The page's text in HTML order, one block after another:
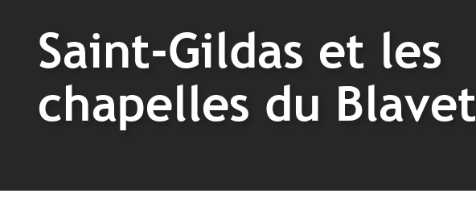
Saint-Gildas et les
chapelles du Blavet